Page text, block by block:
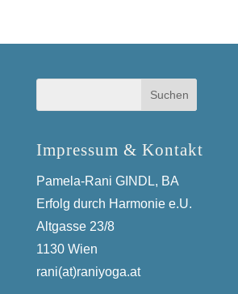
Impressum & Kontakt
Pamela-Rani GINDL, BA
Erfolg durch Harmonie e.U.
Altgasse 23/8
1130 Wien
rani(at)raniyoga.at